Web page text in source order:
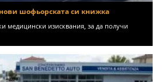
шофьорската си книжка
медицински изисквания, за да получи